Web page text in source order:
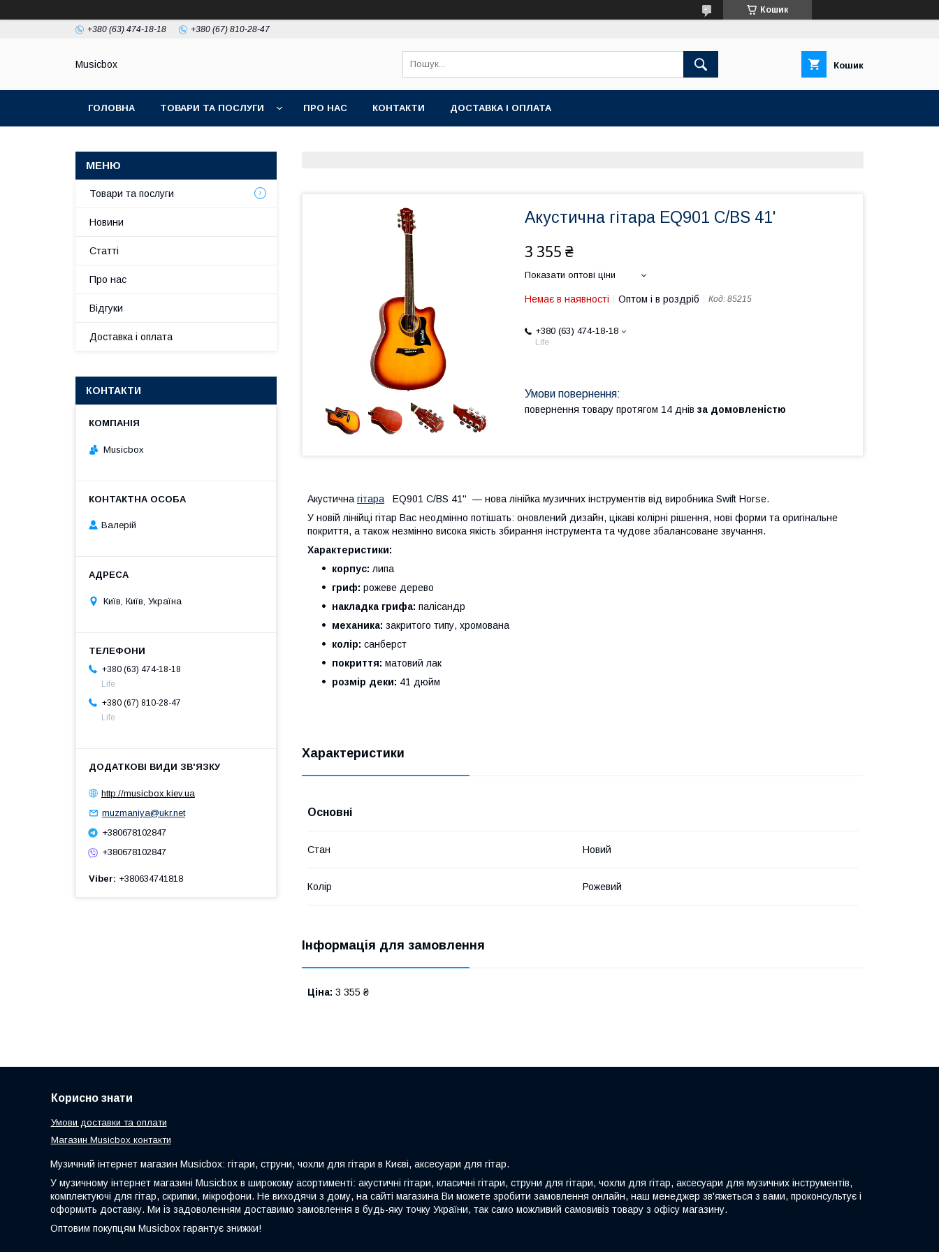
Кошик
+380 (63) 474-18-18 +380 (67) 810-28-47
Musicbox Кошик
ГОЛОВНА ТОВАРИ ТА ПОСЛУГИ ПРО НАС КОНТАКТИ ДОСТАВКА І ОПЛАТА
Акустична гітара EQ901 C/BS 41'
3 355 ₴
Показати оптові ціни
Немає в наявності Оптом і в роздріб Код: 85215
+380 (63) 474-18-18
Life
повернення товару протягом 14 днів за домовленістю
Акустична гітара EQ901 C/BS 41'' — нова лінійка музичних інструментів від виробника Swift Horse.
У новій лінійці гітар Вас неодмінно потішать: оновлений дизайн, цікаві колірні рішення, нові форми та оригінальне
покриття, а також незмінно висока якість збирання інструмента та чудове збалансоване звучання.
Характеристики:
корпус: липа
гриф: рожеве дерево
накладка грифа: палісандр
механика: закритого типу, хромована
колір: санберст
покриття: матовий лак
розмір деки: 41 дюйм
Характеристики
Основні
Стан Новий
Колір Рожевий
Інформація для замовлення
Ціна: 3 355 ₴
Товари та послуги
Новини
Статті
Про нас
Відгуки
Доставка і оплата
КОНТАКТИ
Musicbox
Валерій
Київ, Київ, Україна
+380 (63) 474-18-18
Life
+380 (67) 810-28-47
Life
http://musicbox.kiev.ua
muzmaniya@ukr.net
+380678102847
+380678102847
Viber +380634741818
Корисно знати
Умови доставки та оплати
Магазин Musicbox контакти
Музичний інтернет магазин Musicbox: гітари, струни, чохли для гітари в Києві, аксесуари для гітар.
У музичному інтернет магазині Musicbox в широкому асортименті: акустичні гітари, класичні гітари, струни для гітари, чохли для гітар, аксесуари для музичних інструментів,
комплектуючі для гітар, скрипки, мікрофони. Не виходячи з дому, на сайті магазина Ви можете зробити замовлення онлайн, наш менеджер зв'яжеться з вами, проконсультує і
оформить доставку. Ми із задоволенням доставимо замовлення в будь-яку точку України, так само можливий самовивіз товару з офісу магазину.
Оптовим покупцям Musicbox гарантує знижки!